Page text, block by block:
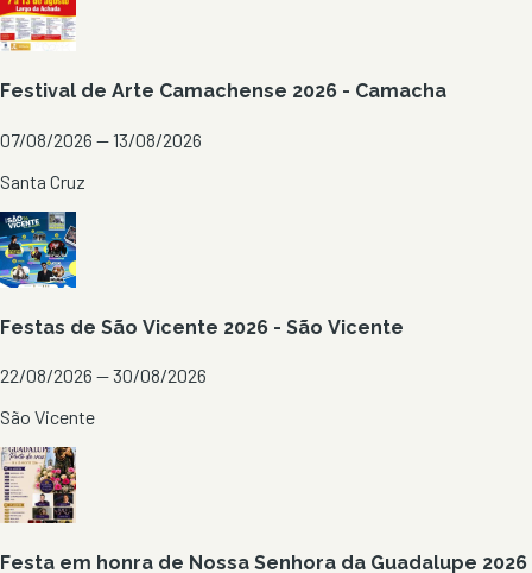
Festival de Arte Camachense 2026 - Camacha
07/08/2026 — 13/08/2026
Santa Cruz
Festas de São Vicente 2026 - São Vicente
22/08/2026 — 30/08/2026
São Vicente
Festa em honra de Nossa Senhora da Guadalupe 2026